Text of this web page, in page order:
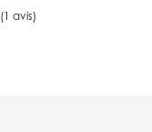
(1 avis)